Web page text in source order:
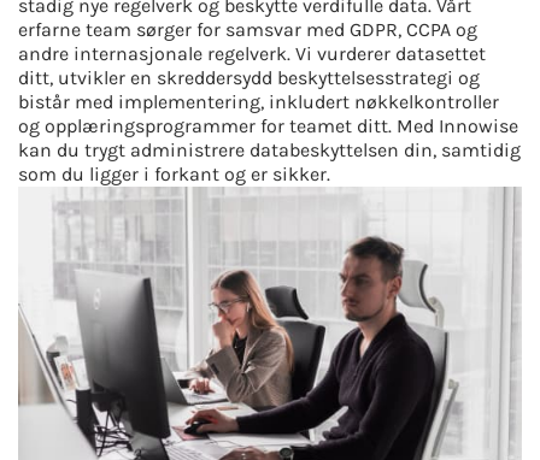
stadig nye regelverk og beskytte verdifulle data. Vårt
erfarne team sørger for samsvar med GDPR, CCPA og
andre internasjonale regelverk. Vi vurderer datasettet
ditt, utvikler en skreddersydd beskyttelsesstrategi og
bistår med implementering, inkludert nøkkelkontroller
og opplæringsprogrammer for teamet ditt. Med Innowise
kan du trygt administrere databeskyttelsen din, samtidig
som du ligger i forkant og er sikker.